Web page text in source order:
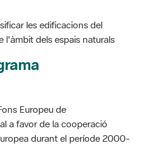
les edificacions del
l'àmbit dels espais naturals
Europeu de
a favor de la cooperació
durant el període 2000-